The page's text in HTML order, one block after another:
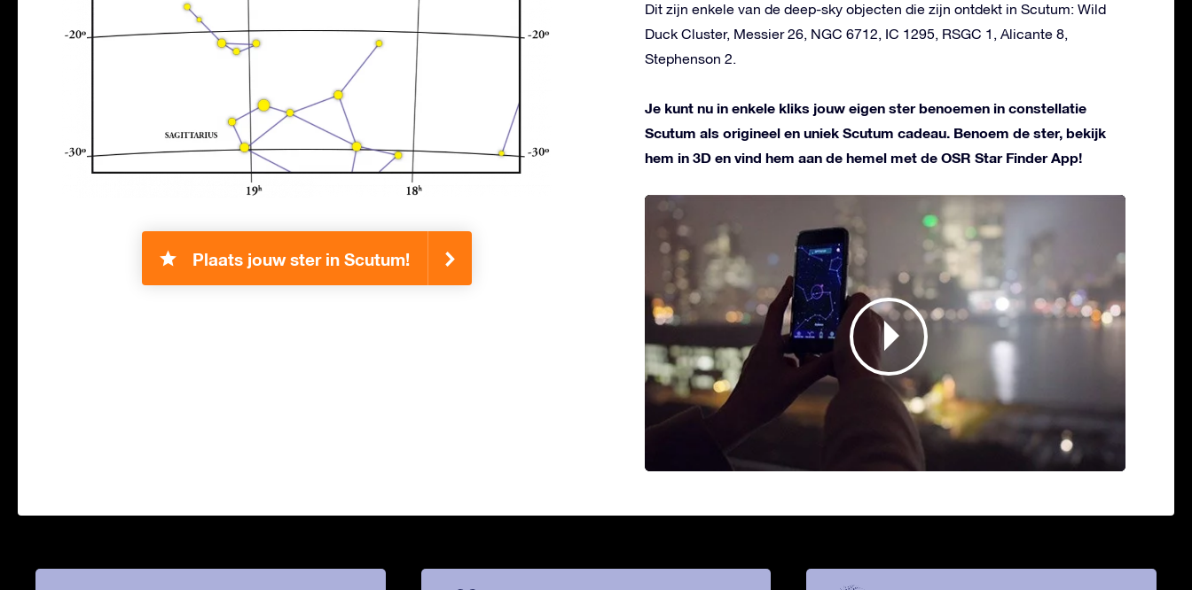
Plaats jouw ster in Scutum!
Dit zijn enkele van de deep-sky objecten die zijn ontdekt in Scutum: Wild
Duck Cluster, Messier 26, NGC 6712, IC 1295, RSGC 1, Alicante 8,
Stephenson 2.
Je kunt nu in enkele kliks jouw eigen ster benoemen in constellatie
Scutum als origineel en uniek Scutum cadeau. Benoem de ster, bekijk
hem in 3D en vind hem aan de hemel met de OSR Star Finder App!